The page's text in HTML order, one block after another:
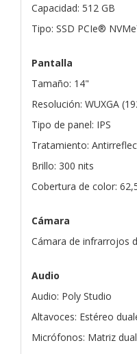
Capacidad: 512 GB
Tipo: SSD PCIe®
Pantalla
Tamaño: 14"
Resolución: WUXGA
Tipo de panel: IPS
Tratamiento:
Brillo: 300 nits
Cobertura de color:
Cámara
Cámara de infrarrojos
Audio
Audio: Poly Studio
Altavoces: Estéreo
Micrófonos: Matriz dual